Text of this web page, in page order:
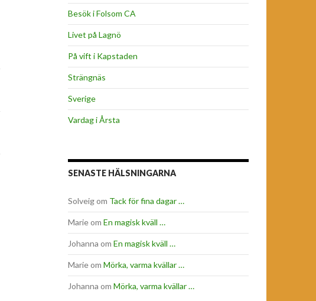
Besök i Folsom CA
Livet på Lagnö
På vift i Kapstaden
Strängnäs
Sverige
Vardag i Årsta
SENASTE HÄLSNINGARNA
Solveigom Tack för fina dagar …
Marieom En magisk kväll …
Johanna om En magisk kväll …
Marieom Mörka, varma kvällar …
Johanna om Mörka, varma kvällar …